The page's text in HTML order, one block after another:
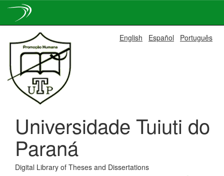
navigation
English Español Português
Universidade Tuiuti do
Paraná
Digital Library of Theses and Dissertations